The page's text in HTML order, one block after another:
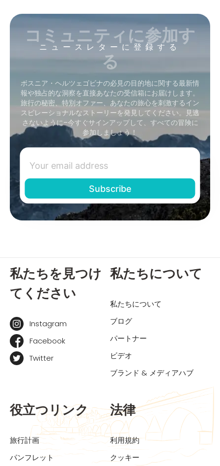
ニュースレターに登録する
コミュニティに参加す
る
ボスニア・ヘルツェゴビナの必見の目的地に関する最新情
報や独占的な洞察を直接あなたの受信箱にお届けします。
旅行の秘密、特別オファー、あなたの旅心を刺激するイン
スピレーショナルなストーリーを発見してください。見逃
さないように–今すぐサインアップして、すべての冒険に
参加しましょう！
私たちを見つけ
てください
Instagram
Facebook
Twitter
私たちについて
私たちについて
ブログ
パートナー
ビデオ
ブランド & メディアハブ
役立つリンク
旅行計画
パンフレット
法律
利用規約
クッキー